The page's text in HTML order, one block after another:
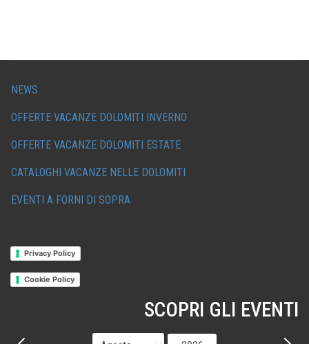
NEWS
OFFERTE VACANZE DOLOMITI INVERNO
OFFERTE VACANZE DOLOMITI ESTATE
CATALOGHI VACANZE NELLE DOLOMITI
EVENTI A FORNI DI SOPRA
Privacy Policy
Cookie Policy
SCOPRI GLI EVENTI
Anno